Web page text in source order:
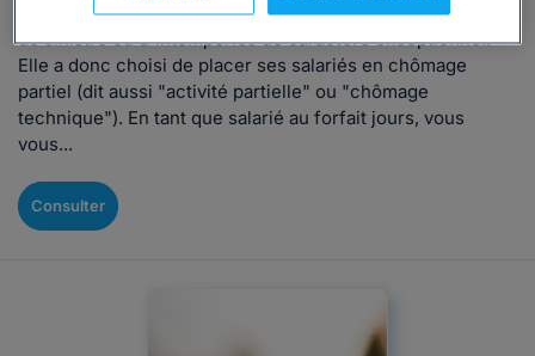
d'approvisionnement, ou encore, doit faire face à un cas
de sinistre ou d'intempéries de caractère exceptionnel.
Elle a donc choisi de placer ses salariés en chômage
partiel (dit aussi "activité partielle" ou "chômage
technique"). En tant que salarié au forfait jours, vous
vous...
Consulter